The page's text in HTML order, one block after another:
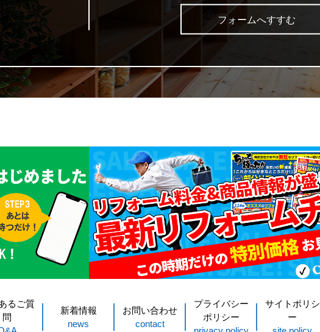
フォームへすすむ
るご質
問
新着情報
news
お問い合わせ
contact
プライバシー
ポリシー
サイトポリシ
ー